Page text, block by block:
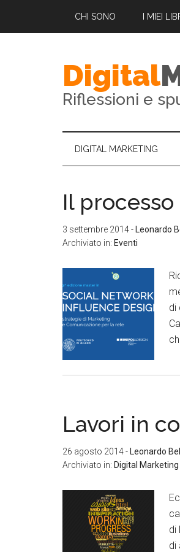
CHI SONO I MIEI
Digital
Riflessioni e
DIGITAL MARKETING
Il
3 settembre 2014- Leonardo
Archiviato in: Eventi
di
Lavori in
26 agosto 2014- Leonardo
Archiviato in: Digital Marketing
di
di